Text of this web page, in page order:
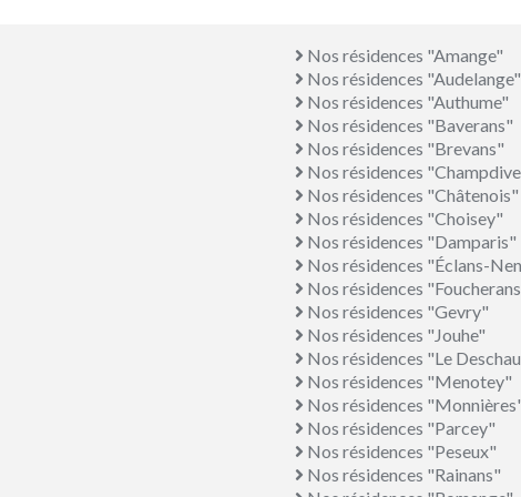
Nos résidences "Amange"
Nos résidences "Audelange"
Nos résidences "Authume"
Nos résidences "Baverans"
Nos résidences "Brevans"
Nos résidences
Nos résidences "Châtenois"
Nos résidences "Choisey"
Nos résidences "Damparis"
Nos résidences "Éclans-
Nos résidences
Nos résidences "Gevry"
Nos résidences "Jouhe"
Nos résidences "Le
Nos résidences "Menotey"
Nos résidences
Nos résidences "Parcey"
Nos résidences "Peseux"
Nos résidences "Rainans"